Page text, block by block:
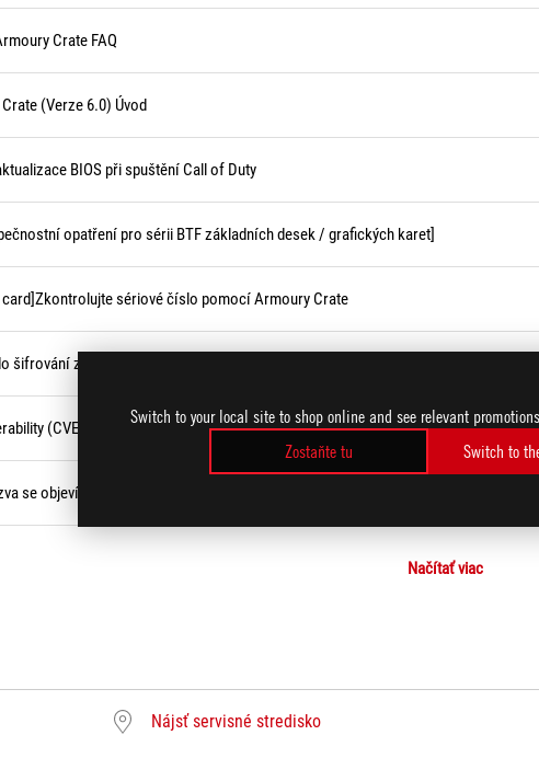
Switch to your local site to shop online and see relevant
Zostaňte tu
Switch to
Crate FAQ
(Verze 6.0) Úvod
BIOS při spuštění Call of Duty
opatření pro sérii BTF základních desek / grafických karet]
sériové číslo pomocí Armoury Crate
šifrování zařízení a standardního šifrování BitLocker
(CVE-2026-45585)
se objeví při prvním spuštění základních desek řady AM4 nebo AM5
Načítať viac
Nájsť servisné stredisko